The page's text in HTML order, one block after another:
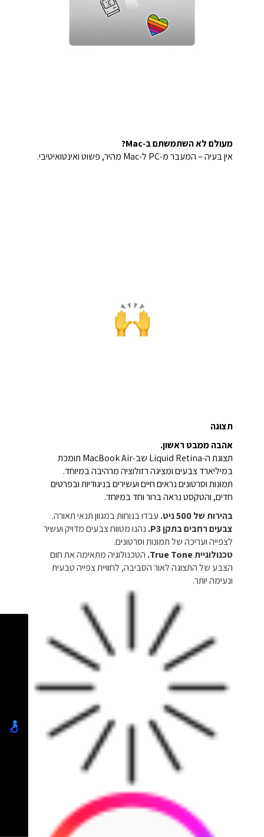
מעולם לא השתמשתם ב‑Mac?
אין בעיה – המעבר מ‑PC ל‑Mac מהיר, פשוט ואינטואיטיבי.
תצוגה
אהבה ממבט ראשון.
תצוגת ה‑Liquid Retina שב‑MacBook Air תומכת
במיליארד צבעים ומציגה רזולוציה מרהיבה במיוחד.
תמונות וסרטונים נראים חיים ועשירים בניגודיות ובפרטים
חדים, והטקסט נראה ברור וחד במיוחד.
בהירות של ‎500‎ ניט.
עבדו בנוחות במגוון תנאי תאורה.
צבעים רחבים בתקן P3.
נהנו מטווח צבעים מדויק ועשיר
לצפייה ועריכה של תמונות וסרטונים.
טכנולוגיית True Tone.
הטכנולוגיה מתאימה את חום
הצבע של התצוגה לאור הסביבה, לחוויית צפייה טבעית
ונעימה יותר.